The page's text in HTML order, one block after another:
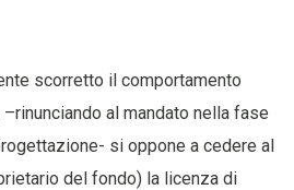
scorretto il comportamento
al mandato nella fase
si oppone a cedere al
del fondo) la licenza di